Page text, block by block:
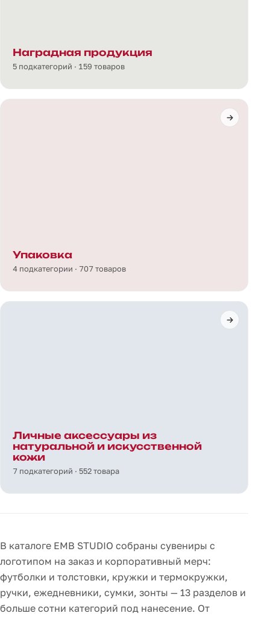
Наградная продукция
5 подкатегорий · 159 товаров
Упаковка
4 подкатегории · 707 товаров
Личные аксессуары из
натуральной и искусственной
кожи
7 подкатегорий · 552 товара
В каталоге EMB STUDIO собраны сувениры с
логотипом на заказ и корпоративный мерч:
футболки и толстовки, кружки и термокружки,
ручки, ежедневники, сумки, зонты — 13 разделов и
больше сотни категорий под нанесение. От